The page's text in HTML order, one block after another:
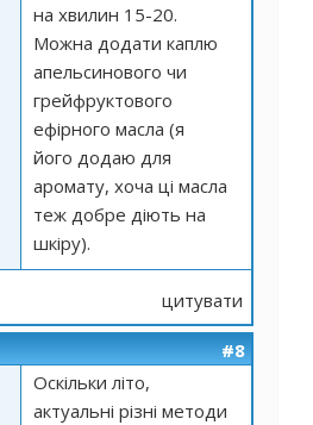
на хвилин 15-20.
Можна додати каплю
апельсинового чи
грейфруктового
ефірного масла (я
його додаю для
аромату, хоча ці масла
теж добре діють на
шкіру).
цитувати
#8
Оскільки літо,
актуальні різні методи